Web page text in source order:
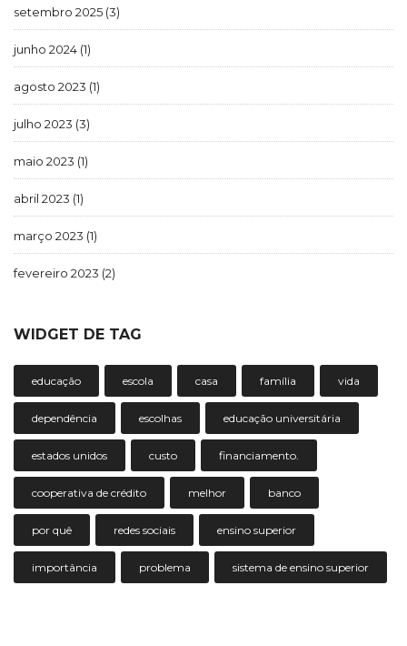
setembro 2025 (3)
junho 2024 (1)
agosto 2023 (1)
julho 2023 (3)
maio 2023 (1)
abril 2023 (1)
março 2023 (1)
fevereiro 2023 (2)
WIDGET DE TAG
educação escola casa família vida
dependência escolhas educação universitária
estados unidos custo financiamento.
cooperativa de crédito melhor banco
por quê redes sociais ensino superior
importância problema sistema de ensino superior